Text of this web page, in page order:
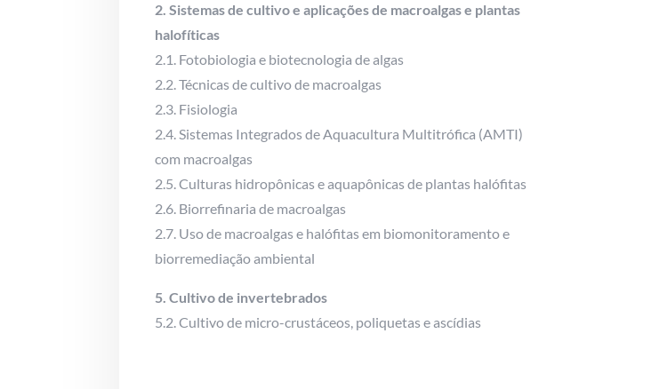
2. Sistemas de cultivo e aplicações de macroalgas e plantas
halofíticas
2.1. Fotobiologia e biotecnologia de algas
2.2. Técnicas de cultivo de macroalgas
2.3. Fisiologia
2.4. Sistemas Integrados de Aquacultura Multitrófica (AMTI)
com macroalgas
2.5. Culturas hidropônicas e aquapônicas de plantas halófitas
2.6. Biorrefinaria de macroalgas
2.7. Uso de macroalgas e halófitas em biomonitoramento e
biorremediação ambiental
5. Cultivo de invertebrados
5.2. Cultivo de micro-crustáceos, poliquetas e ascídias